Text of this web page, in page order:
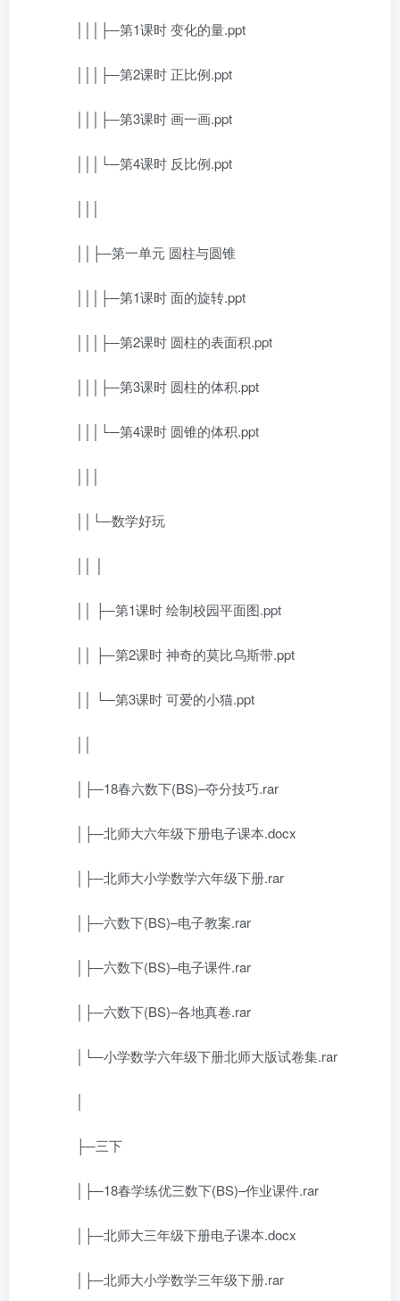
│││├─第1课时 变化的量.ppt
│││├─第2课时 正比例.ppt
│││├─第3课时 画一画.ppt
│││└─第4课时 反比例.ppt
││├─第一单元 圆柱与圆锥
│││├─第1课时 面的旋转.ppt
│││├─第2课时 圆柱的表面积.ppt
│││├─第3课时 圆柱的体积.ppt
│││└─第4课时 圆锥的体积.ppt
││└─数学好玩
││ ├─第1课时 绘制校园平面图.ppt
││ ├─第2课时 神奇的莫比乌斯带.ppt
││ └─第3课时 可爱的小猫.ppt
│├─18春六数下(BS)–夺分技巧.rar
│├─北师大六年级下册电子课本.docx
│├─北师大小学数学六年级下册.rar
│├─六数下(BS)–电子教案.rar
│├─六数下(BS)–电子课件.rar
│├─六数下(BS)–各地真卷.rar
│└─小学数学六年级下册北师大版试卷集.rar
├─三下
│├─18春学练优三数下(BS)–作业课件.rar
│├─北师大三年级下册电子课本.docx
│├─北师大小学数学三年级下册.rar